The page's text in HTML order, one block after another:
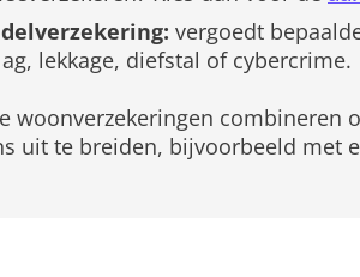
vergoedt
lekkage, diefstal of cybercrime.
woonverzekeringen combineren
uit te breiden, bijvoorbeeld met